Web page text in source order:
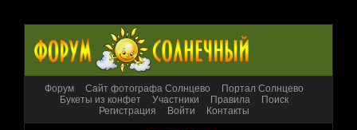
Форум Сайт фотографа Солнцево
Портал Солнцево
Букеты из конфет
Участники Правила
Поиск
Регистрация
Войти Контакты